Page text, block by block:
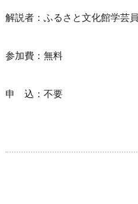
解説者：ふるさと文化館学芸
参加費：無料
申 込：不要